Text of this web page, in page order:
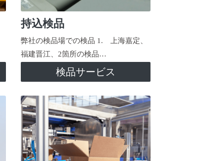
持込検品
弊社の検品場での検品 1. 上海嘉定、
福建晋江、2箇所の検品…
検品サービス